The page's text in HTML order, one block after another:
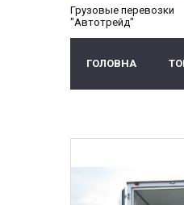
Грузовые перевозки
"Автотрейд"
ГОЛОВНА